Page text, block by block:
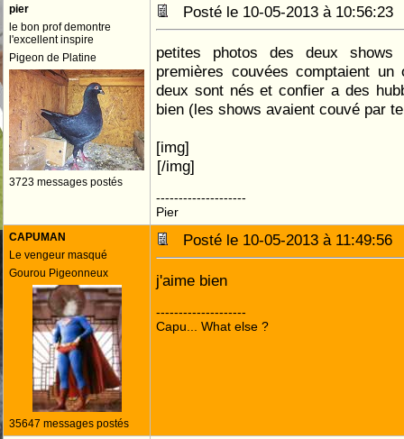
pier
le bon prof demontre
l'excellent inspire
Pigeon de Platine
3723 messages postés
Posté le 10-05-2013 à
petites photos des deux
premières couvées comptaient
deux sont nés et confier a des
bien (les shows avaient couvé par
[img]
[/img]
--------------------
Pier
CAPUMAN
Le vengeur masqué
Gourou Pigeonneux
35647 messages postés
Posté le 10-05-2013 à
j'aime bien
--------------------
Capu... What else ?